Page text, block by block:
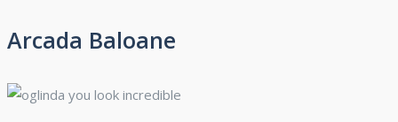
Arcada Baloane